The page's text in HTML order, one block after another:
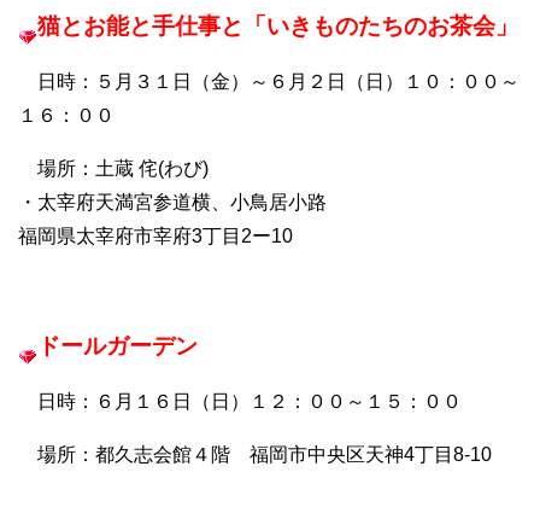
猫とお能と手仕事と「いきものたちのお茶会」
日時：５月３１日（金）～６月２日（日）１０：００～
１６：００
場所：土蔵 侘(わび)
・太宰府天満宮参道横、小鳥居小路
福岡県太宰府市宰府3丁目2ー10
ドールガーデン
日時：６月１６日（日）１２：００～１５：００
場所：都久志会館４階 福岡市中央区天神4丁目8-10